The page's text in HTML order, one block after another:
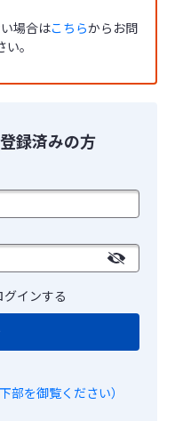
場合はこちらからお問
。
録済みの方
インする
部を御覧ください）